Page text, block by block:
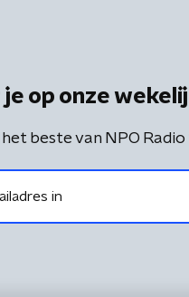
op onze
beste van NPO Radio